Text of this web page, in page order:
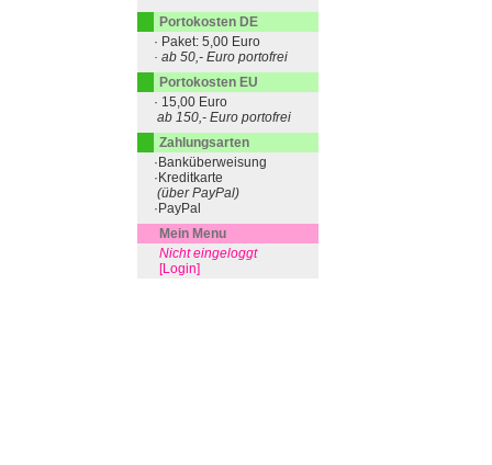
Portokosten DE
· Paket: 5,00 Euro
· ab 50,- Euro portofrei
Portokosten EU
· 15,00 Euro
ab 150,- Euro portofrei
Zahlungsarten
·Banküberweisung
·Kreditkarte
(über PayPal)
·PayPal
Mein Menu
Nicht eingeloggt
[Login]